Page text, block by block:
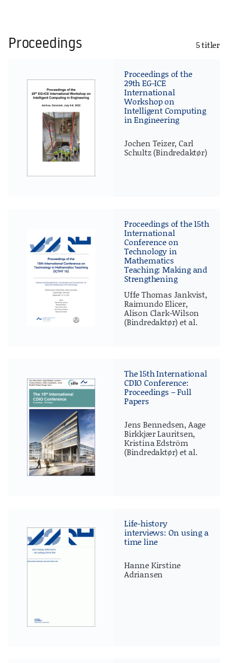
Proceedings 5 titler
Proceedings of the
29th EG-ICE
International
Workshop on
Intelligent Computing
in Engineering
Jochen Teizer, Carl
Schultz (Bindredaktør)
Proceedings of the 15th
International
Conference on
Technology in
Mathematics
Teaching: Making and
Strengthening
Connectivity" for
Teaching Mathematics
with Technology
Uffe Thomas Jankvist,
Raimundo Elicer,
Alison Clark-Wilson
(Bindredaktør) et al.
The 15th International
CDIO Conference:
Proceedings – Full
Papers
Life-history
interviews: On using a
time line
Hanne Kirstine
Adriansen